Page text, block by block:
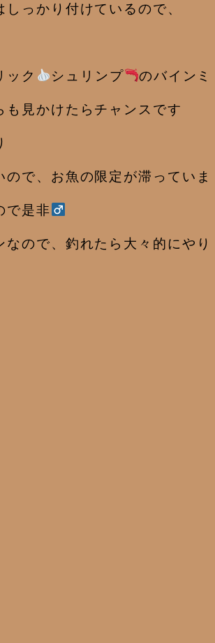
っかり付けているので、
ック シュリンプ のバインミ
見かけたらチャンスです
で、お魚の限定が滞っていま
で是非‍
ので、釣れたら大々的にやり